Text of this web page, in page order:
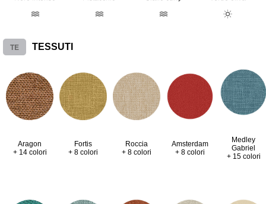
TE TESSUTI
Aragon
+ 14 colori
Fortis
+ 8 colori
Roccia
+ 8 colori
Amsterdam
+ 8 colori
Medley
Gabriel
+ 15 colori